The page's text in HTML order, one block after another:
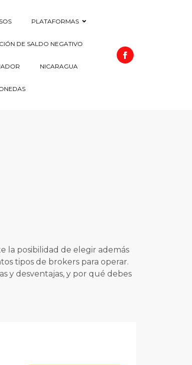
PLATAFORMAS
DE SALDO NEGATIVO
NICARAGUA
la posibilidad de elegir además
tipos de brokers para operar.
y desventajas, y por qué debes